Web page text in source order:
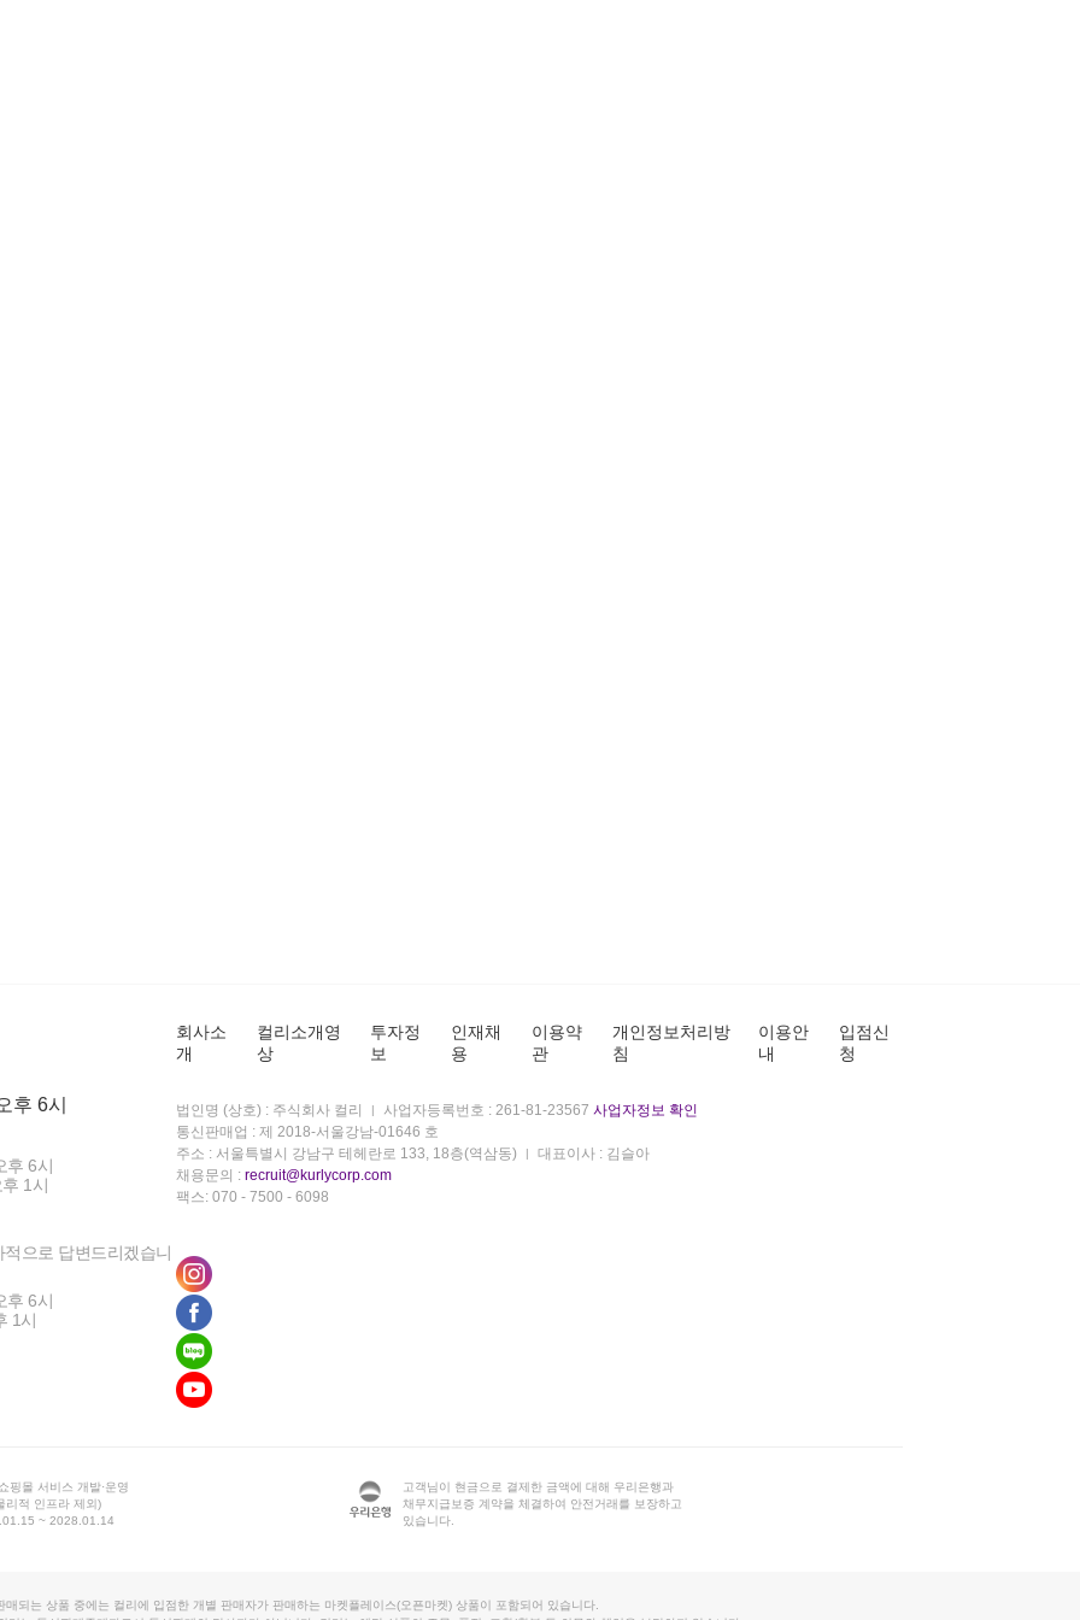
후 6시
후 6시
1시
으로 답변드리겠습니
후 6시
1시
회사소
개
컬리소개영
상
투자정
보
인재채
용
이용약
관
개인정보처리방
침
이용안
내
입점신
청
법인명 (상호) : 주식회사 컬리 사업자등록번호 : 261-81-23567 사업자정보 확인
통신판매업 : 제 2018-서울강남-01646 호
주소 : 서울특별시 강남구 테헤란로 133, 18층(역삼동)
대표이사 : 김슬아
채용문의 : recruit@kurlycorp.com
팩스: 070 - 7500 - 6098
핑몰 서비스 개발·운영
리적 인프라 제외)
~ 2028.01.14
고객님이 현금으로 결제한 금액에 대해 우리은행과
채무지급보증 계약을 체결하여 안전거래를 보장하고
있습니다.
매되는 상품 중에는 컬리에 입점한 개별 판매자가 판매하는 마켓플레이스(오픈마켓) 상품이 포함되어 있습니다.